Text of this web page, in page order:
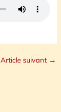
Article suivant →